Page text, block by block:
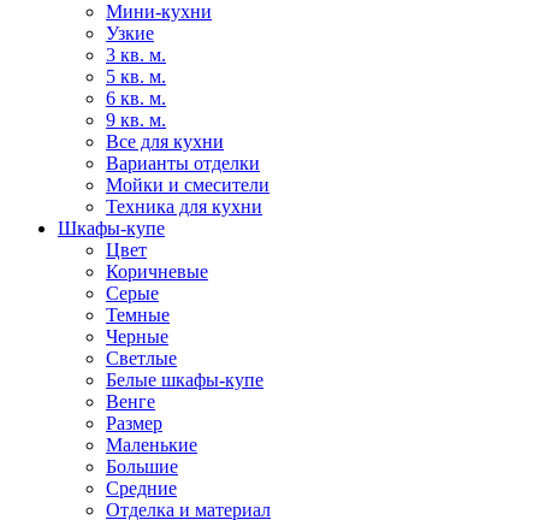
Мини-кухни
Узкие
3 кв. м.
5 кв. м.
6 кв. м.
9 кв. м.
Все для кухни
Варианты отделки
Мойки и смесители
Техника для кухни
Шкафы-купе
Цвет
Коричневые
Серые
Темные
Черные
Светлые
Белые шкафы-купе
Венге
Размер
Маленькие
Большие
Средние
Отделка и материал